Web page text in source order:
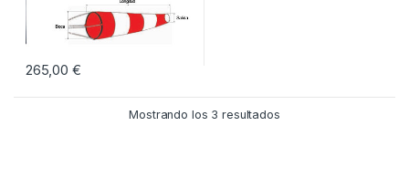
265,00 €
Mostrando los 3 resultados